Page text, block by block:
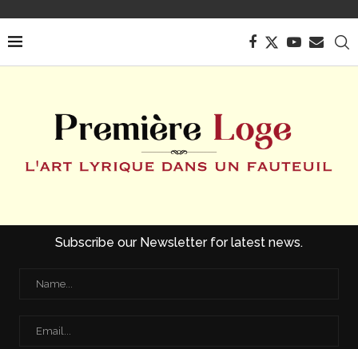
Subscribe our Newsletter for latest news.